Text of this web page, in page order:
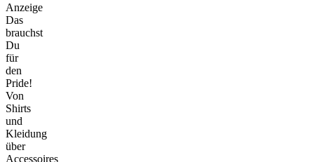
Anzeige
Das
brauchst
Du
für
den
Pride!
Von
Shirts
und
Kleidung
über
Accessoires